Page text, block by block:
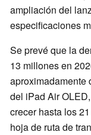
ampliación del
especificaciones
Se prevé que la
13 millones en
aproximadamente
del iPad Air
crecer hasta los
hoja de ruta de